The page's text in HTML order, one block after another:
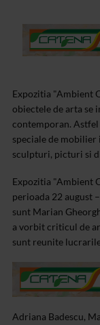
Expozitia "Ambient
obiectele de arta se
contemporan. Astfel
speciale de mobilier
sculpturi, picturi si
Expozitia "Ambient
perioada 22 august
sunt Marian
a vorbit criticul de
sunt reunite
Adriana Badescu,